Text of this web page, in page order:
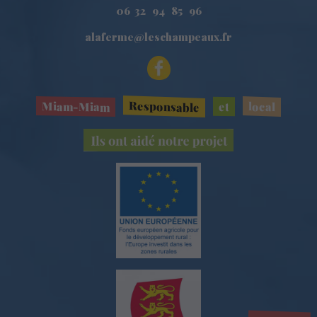
06 32 94 85 96
alaferme@leschampeaux.fr
Miam-Miam Responsable et local